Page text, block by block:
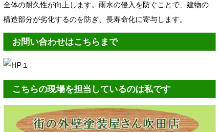
全体の耐久性が向上します。雨水の侵入を防ぐことで、建物の
構造部分が劣化するのを防ぎ、長寿命化に寄与します。
お問い合わせはこちらまで
こちらの現場を担当しているのは私です